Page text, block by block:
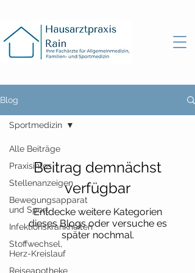
Blog
Alle Beiträge
Praxisinfos
Stellenanzeigen
Bewegungsapparat
und Sport
Infektionskrankheiten
Stoffwechsel,
Herz-Kreislauf
Reiseapotheke
Sportmedizin
Beitrag demnächst
verfügbar
Entdecke weitere Kategorien
dieses Blogs oder versuche es
später nochmal.